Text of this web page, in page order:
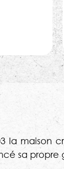
la maison
sa